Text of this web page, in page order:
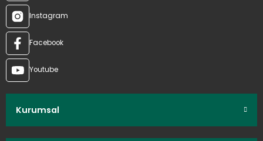
Instagram
Facebook
Youtube
Kurumsal